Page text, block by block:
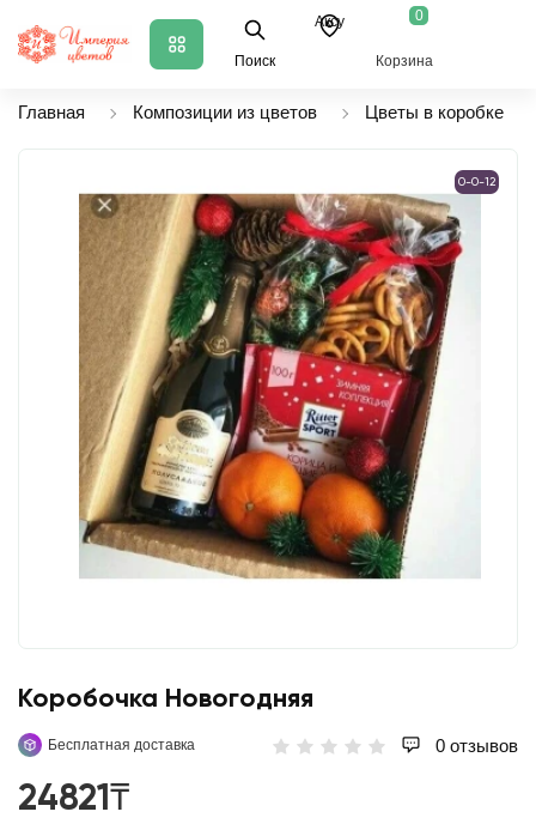
Поиск
Аксу 0
Корзина
Главная Композиции из цветов Цветы в коробке
0-0-12
Коробочка Новогодняя
Бесплатная доставка 0 отзывов
24821₸